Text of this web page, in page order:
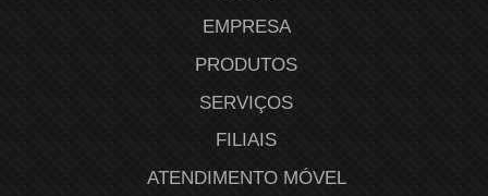
EMPRESA
PRODUTOS
SERVIÇOS
FILIAIS
ATENDIMENTO MÓVEL